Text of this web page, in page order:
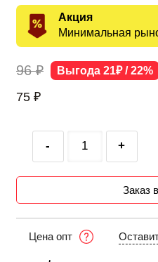
Акция
Минимальная
96 ₽ Выгода 21₽ / 22%
75 ₽
- +
Заказ
Цена опт